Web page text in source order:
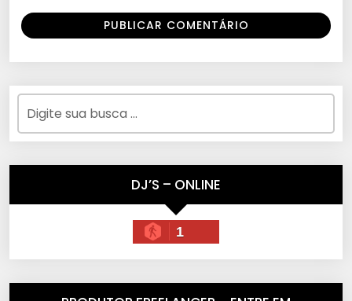
DJ’S – ONLINE
1